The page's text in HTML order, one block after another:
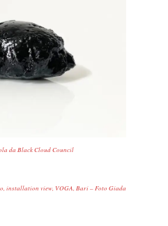
da Black Cloud Council
installation view, VOGA, Bari – Foto Giada